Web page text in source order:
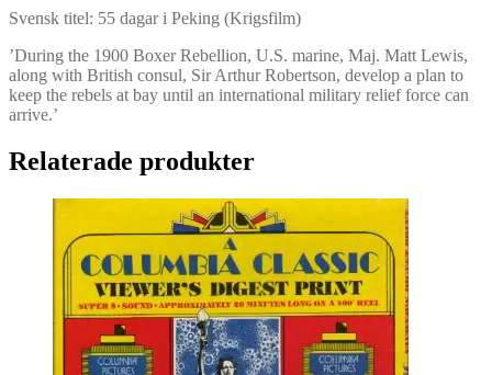
Svensk titel: 55 dagar i Peking (Krigsfilm)
’During the 1900 Boxer Rebellion, U.S. marine, Maj. Matt Lewis,
along with British consul, Sir Arthur Robertson, develop a plan to
keep the rebels at bay until an international military relief force can
arrive.’
Relaterade produkter